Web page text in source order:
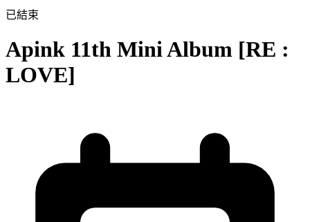
已結束
Apink 11th Mini Album [RE :
LOVE]